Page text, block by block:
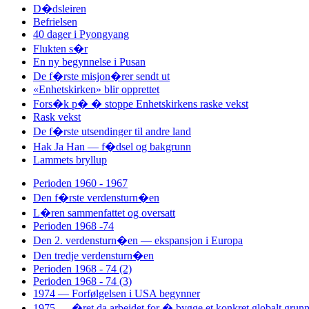
D�dsleiren
Befrielsen
40 dager i Pyongyang
Flukten s�r
En ny begynnelse i Pusan
De f�rste misjon�rer sendt ut
«Enhetskirken» blir opprettet
Fors�k p� � stoppe Enhetskirkens raske vekst
Rask vekst
De f�rste utsendinger til andre land
Hak Ja Han — f�dsel og bakgrunn
Lammets bryllup
Perioden 1960 - 1967
Den f�rste verdensturn�en
L�ren sammenfattet og oversatt
Perioden 1968 -74
Den 2. verdensturn�en — ekspansjon i Europa
Den tredje verdensturn�en
Perioden 1968 - 74 (2)
Perioden 1968 - 74 (3)
1974 — Forfølgelsen i USA begynner